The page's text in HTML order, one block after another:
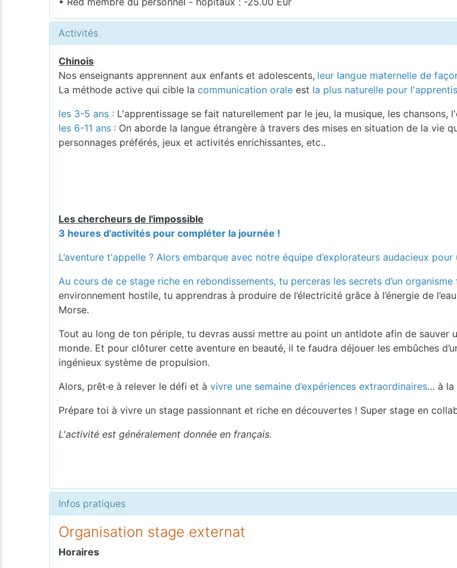
Activités
Chinois
Nos enseignants apprennent aux enfants et adolescents, leur langue maternelle de
La méthode active qui cible lacommunication oraleest la plus naturelle pour
les 3-5 ans : L'apprentissage se fait naturellement par le jeu, la musique, les chansons,
les 6-11 ans : On aborde la langue étrangère à travers des mises en situation de la vie
personnages préférés, jeux et activités enrichissantes, etc..
Les chercheurs de l'impossible
3 heures d'activités pour compléter la journée !
L’aventure t'appelle ? Alors embarque avec notre équipe d’explorateurs audacieux
Au cours de ce stage riche en rebondissements, tu perceras les secrets d’un
environnement hostile, tu apprendras à produire de l’électricité grâce à l’énergie de
Morse.
Tout au long de ton périple, tu devras aussi mettre au point un antidote afin de sauver
monde. Et pour clôturer cette aventure en beauté, il te faudra déjouer les embûches
ingénieux système de propulsion.
Alors, prêt·e à relever le défi et àvivre une semaine d’expériences extraordinaires… à la
Prépare toi à vivre un stage passionnant et riche en découvertes ! Super stage en
L'activité est généralement donnée en français.
Infos pratiques
Organisation stage externat
Horaires